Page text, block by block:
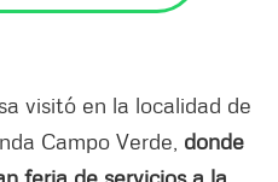
visitó en la localidad de
Campo Verde, donde